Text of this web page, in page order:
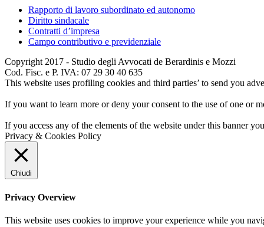
Rapporto di lavoro subordinato ed autonomo
Diritto sindacale
Contratti d’impresa
Campo contributivo e previdenziale
Copyright 2017 - Studio degli Avvocati de Berardinis e Mozzi
Cod. Fisc. e P. IVA: 07 29 30 40 635
This website uses profiling cookies and third parties’ to send you
If you want to learn more or deny your consent to the use of one or
If you access any of the elements of the website under this banner
Privacy & Cookies Policy
Chiudi
Privacy Overview
This website uses cookies to improve your experience while you